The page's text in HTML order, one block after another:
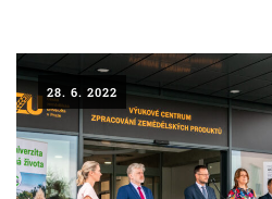
28. 6. 2022